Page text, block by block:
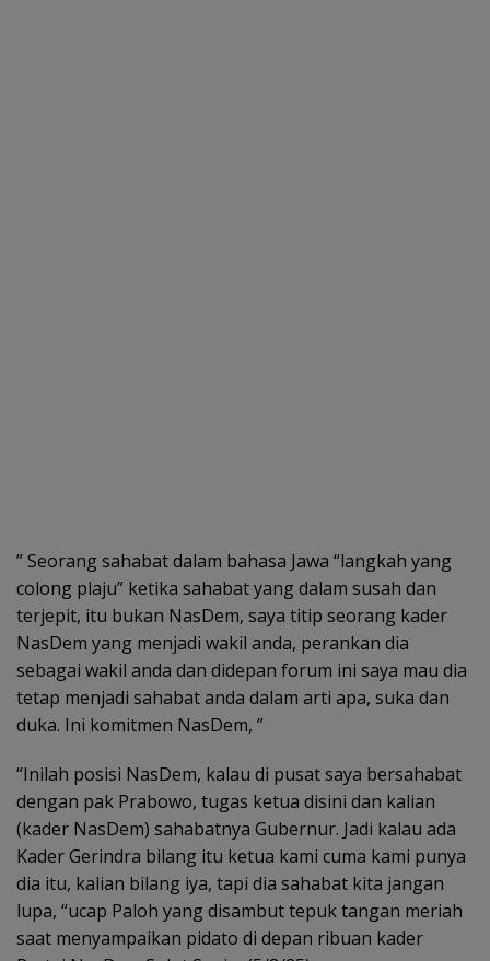
” Seorang sahabat dalam bahasa Jawa “langkah yang
colong plaju” ketika sahabat yang dalam susah dan
terjepit, itu bukan NasDem, saya titip seorang kader
NasDem yang menjadi wakil anda, perankan dia
sebagai wakil anda dan didepan forum ini saya mau dia
tetap menjadi sahabat anda dalam arti apa, suka dan
duka. Ini komitmen NasDem, ”
“Inilah posisi NasDem, kalau di pusat saya bersahabat
dengan pak Prabowo, tugas ketua disini dan kalian
(kader NasDem) sahabatnya Gubernur. Jadi kalau ada
Kader Gerindra bilang itu ketua kami cuma kami punya
dia itu, kalian bilang iya, tapi dia sahabat kita jangan
lupa, “ucap Paloh yang disambut tepuk tangan meriah
saat menyampaikan pidato di depan ribuan kader